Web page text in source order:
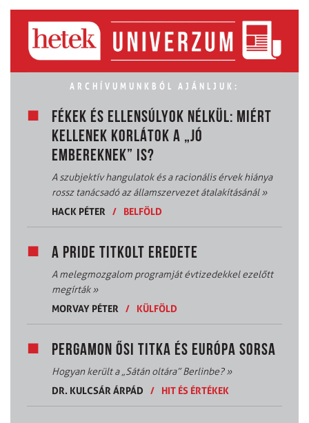
ARCHÍVUMUNKBÓL AJÁNLJUK:
FÉKEK ÉS ELLENSÚLYOK NÉLKÜL: MIÉRT
KELLENEK KORLÁTOK A „JÓ
EMBEREKNEK” IS?
A szubjektív hangulatok és a racionális érvek hiánya
rossz tanácsadó az államszervezet átalakításánál»
HACK PÉTER
/ BELFÖLD
A PRIDE TITKOLT EREDETE
A melegmozgalom programját évtizedekkel ezelőtt
megírták»
MORVAY PÉTER
/ KÜLFÖLD
PERGAMON ŐSI TITKA ÉS EURÓPA SORSA
Hogyan került a „Sátán oltára” Berlinbe?»
DR. KULCSÁR ÁRPÁD
/ HIT ÉS ÉRTÉKEK